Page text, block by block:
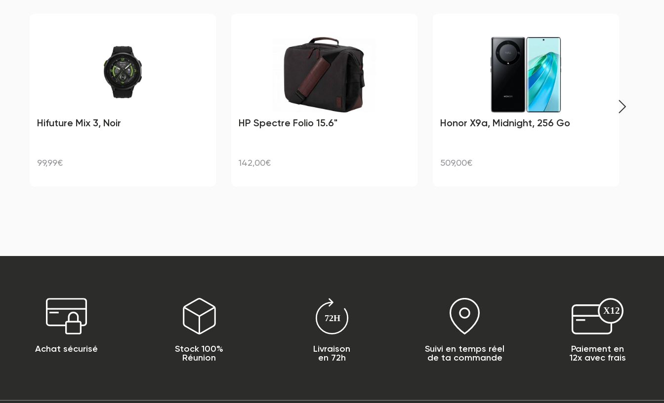
Hifuture Mix 3, Noir
99,99€
HP Spectre Folio 15.6"
142,00€
Honor X9a, Midnight, 256 Go
509,00€
Achat sécurisé
Stock 100%
Réunion
Livraison
en 72h
Suivi en temps réel
de ta commande
Paiement en
12x avec frais